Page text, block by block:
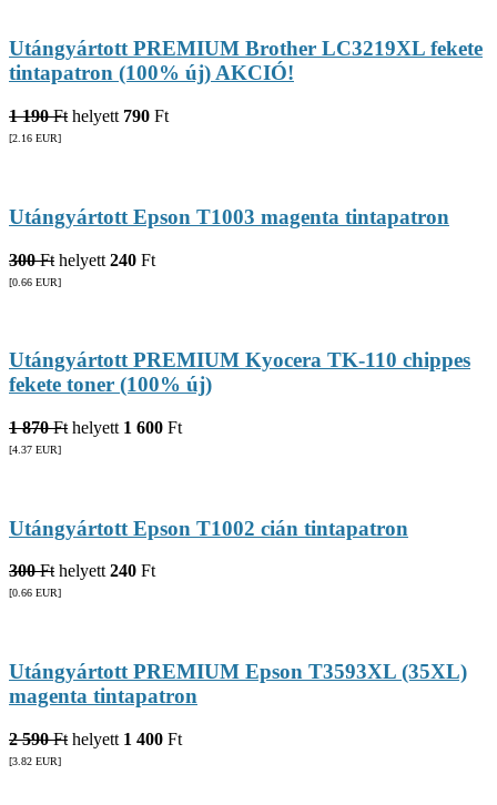
Utángyártott PREMIUM Brother LC3219XL fekete
tintapatron (100% új) AKCIÓ!
1 190 Ft helyett 790 Ft
[2.16 EUR]
Utángyártott Epson T1003 magenta tintapatron
300 Ft helyett 240 Ft
[0.66 EUR]
Utángyártott PREMIUM Kyocera TK-110 chippes
fekete toner (100% új)
1 870 Ft helyett 1 600 Ft
[4.37 EUR]
Utángyártott Epson T1002 cián tintapatron
300 Ft helyett 240 Ft
[0.66 EUR]
Utángyártott PREMIUM Epson T3593XL (35XL)
magenta tintapatron
2 590 Ft helyett 1 400 Ft
[3.82 EUR]